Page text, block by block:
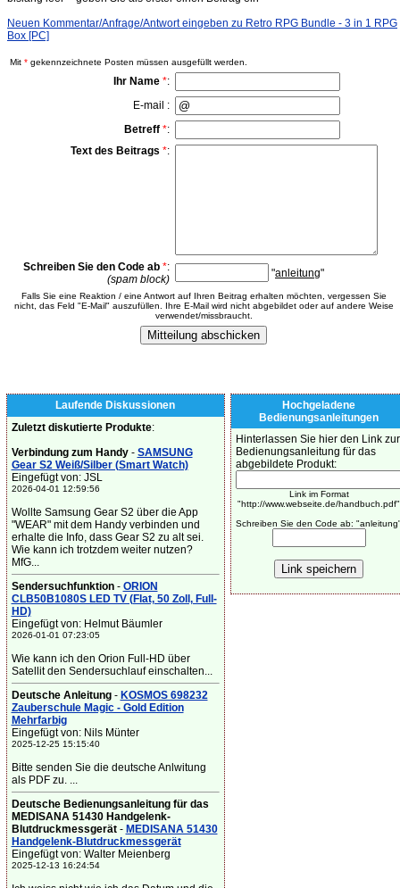
Neuen Kommentar/Anfrage/Antwort eingeben zu Retro RPG Bundle - 3 in 1 RPG
Box [PC]
Mit * gekennzeichnete Posten müssen ausgefüllt werden.
Ihr Name *:
E-mail :
Betreff *:
Text des Beitrags *:
Schreiben Sie den Code ab *:
(spam block)
"anleitung"
Falls Sie eine Reaktion / eine Antwort auf Ihren Beitrag erhalten möchten, vergessen Sie
nicht, das Feld "E-Mail" auszufüllen. Ihre E-Mail wird nicht abgebildet oder auf andere Weise
verwendet/missbraucht.
Laufende Diskussionen
Zuletzt diskutierte Produkte:
Verbindung zum Handy- SAMSUNG
Gear S2 Weiß/Silber (Smart Watch)
Eingefügt von: JSL
2026-04-01 12:59:56
Wollte Samsung Gear S2 über die App
"WEAR" mit dem Handy verbinden und
erhalte die Info, dass Gear S2 zu alt sei.
Wie kann ich trotzdem weiter nutzen?
MfG...
Sendersuchfunktion- ORION
CLB50B1080S LED TV (Flat, 50 Zoll, Full-
HD)
Eingefügt von: Helmut Bäumler
2026-01-01 07:23:05
Wie kann ich den Orion Full-HD über
Satellit den Sendersuchlauf einschalten...
Deutsche Anleitung- KOSMOS 698232
Zauberschule Magic - Gold Edition
Mehrfarbig
Eingefügt von: Nils Münter
2025-12-25 15:15:40
Bitte senden Sie die deutsche Anlwitung
als PDF zu. ...
Deutsche Bedienungsanleitung für das
MEDISANA 51430 Handgelenk-
Blutdruckmessgerät- MEDISANA 51430
Handgelenk-Blutdruckmessgerät
Eingefügt von: Walter Meienberg
2025-12-13 16:24:54
Hochgeladene
Bedienungsanleitungen
Hinterlassen Sie hier den Link zur
Bedienungsanleitung für das
abgebildete Produkt:
Link im Format
"http://www.webseite.de/handbuch.pdf"
Schreiben Sie den Code ab: